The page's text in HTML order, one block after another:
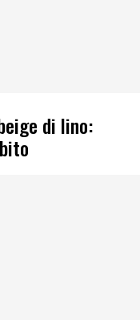
di lino: